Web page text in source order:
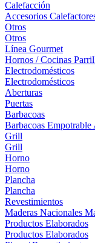
Calefacción
Accesorios
Otros
Otros
Línea Gourmet
Hornos / Cocinas
Electrodomésticos
Electrodomésticos
Aberturas
Puertas
Barbacoas
Barbacoas Empotrable
Grill
Grill
Horno
Horno
Plancha
Plancha
Revestimientos
Maderas Nacionales
Productos Elaborados
Productos Elaborados